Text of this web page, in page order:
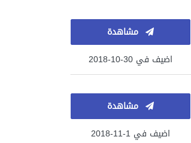
مشاهدة
اضيف في 30-10-2018
مشاهدة
اضيف في 1-11-2018